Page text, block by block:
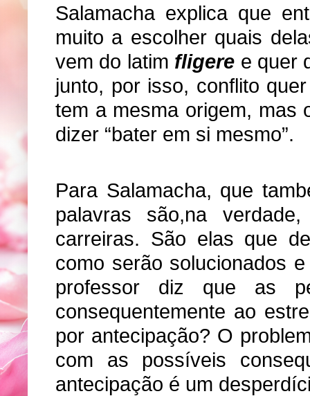
Salamacha explica que
muito a escolher quais
vem do latim fligere e quer
junto, por isso, conflito
tem a mesma origem, mas
dizer “bater em si mesmo”.
Para Salamacha, que
palavras são,na
carreiras. São elas que
como serão solucionados
professor diz que as
consequentemente ao
por antecipação? O
com as possíveis
antecipação é um